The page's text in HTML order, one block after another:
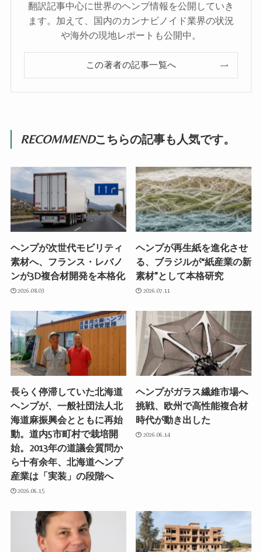
翻訳記事中心に世界のヘンプ情報を公開していき
ます。加えて、国内のカンナビノイド業界の状況
や海外の現地レポートも公開中。
この著者の記事一覧へ
RECOMMENDこちらの記事も人気です。
ヘンプが次世代モビリティ
素材へ、フランス・レバノ
ンが3D複合材開発を本格化
2026.08.03
ヘンプが再生紙を進化させ
る、ブラジルが“紙産業の新
素材”として本格研究
2026.07.11
長らく停滞していた北海道
ヘンプが、一般社団法人北
海道麻振興会とともに再始
動。道内5市町村で栽培開
始。2013年の道議会質問か
ら十有余年、北海道ヘンプ
産業は「実装」の段階へ
2026.06.15
ヘンプがガラス繊維市場へ
挑戦、欧州で高性能複合材
時代が動き出した
2026.06.14